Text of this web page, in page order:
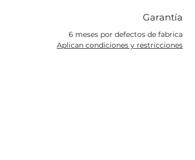
Garantía
6 meses por defectos de fabrica
Aplican condiciones y restricciones